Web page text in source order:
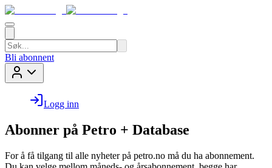
Bli abonnent
Logg inn
Abonner på Petro + Database
For å få tilgang til alle nyheter på petro.no må du ha abonnement.